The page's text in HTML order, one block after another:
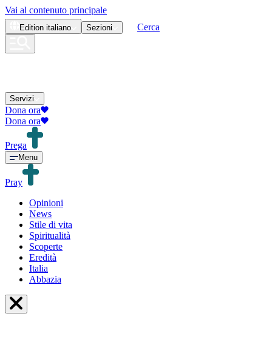
Vai al contenuto principale
Edition italiano Sezioni Cerca
Servizi
Dona ora
Dona ora
Prega
Menu
Pray
Opinioni
News
Stile di vita
Spiritualità
Scoperte
Eredità
Italia
Abbazia